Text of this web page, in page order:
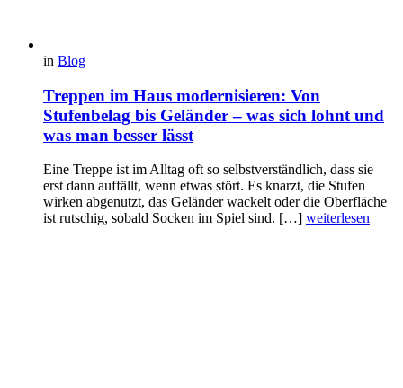
in Blog
Treppen im Haus modernisieren: Von
Stufenbelag bis Geländer – was sich lohnt und
was man besser lässt
Eine Treppe ist im Alltag oft so selbstverständlich, dass sie
erst dann auffällt, wenn etwas stört. Es knarzt, die Stufen
wirken abgenutzt, das Geländer wackelt oder die Oberfläche
ist rutschig, sobald Socken im Spiel sind. […] weiterlesen